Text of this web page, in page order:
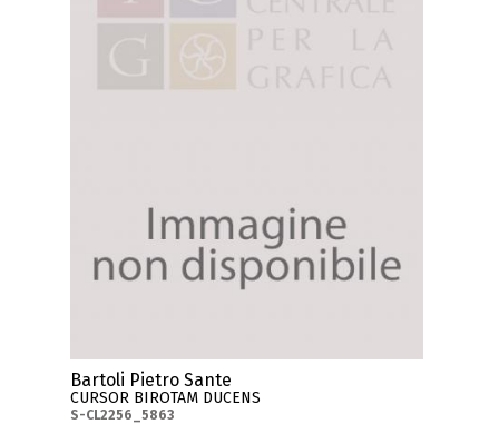
Bartoli Pietro Sante
CURSOR BIROTAM DUCENS
S-CL2256_5863